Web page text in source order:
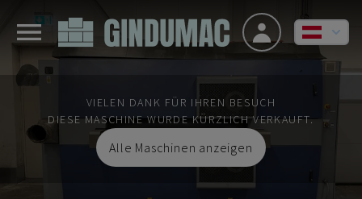
VIELEN DANK FÜR IHREN BESUCH
DIESE MASCHINE WURDE KÜRZLICH VERKAUFT.
Alle Maschinen anzeigen